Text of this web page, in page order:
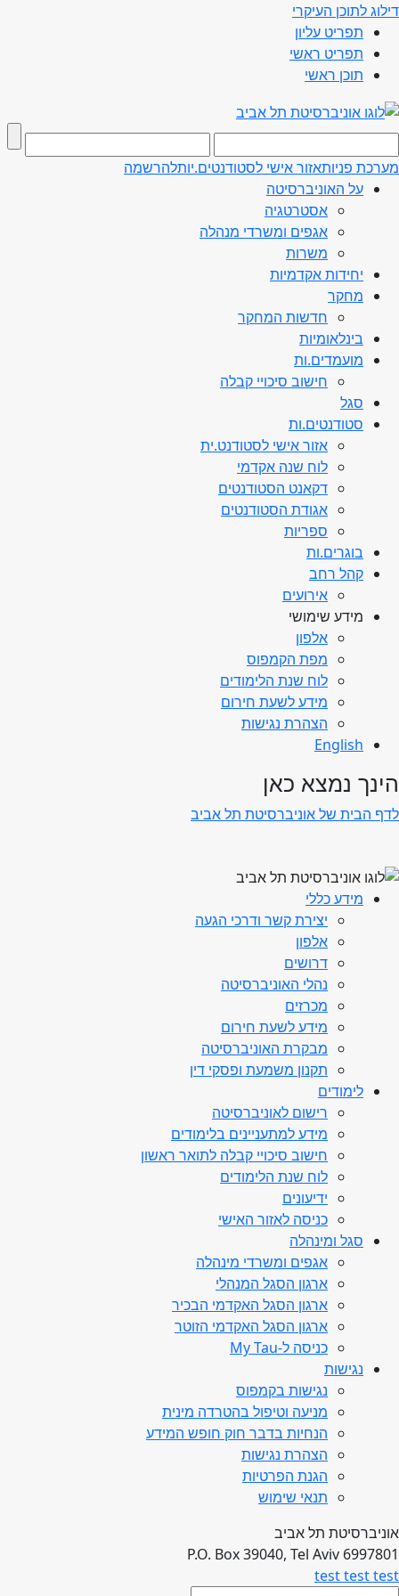
דילוג לתוכן העיקרי
תפריט עליון
תפריט ראשי
תוכן ראשי
מערכת פניותאזור אישי לסטודנטים.יותלהרשמה
על האוניברסיטה
אסטרטגיה
אגפים ומשרדי מנהלה
משרות
יחידות אקדמיות
מחקר
חדשות המחקר
בינלאומיות
מועמדים.ות
חישוב סיכויי קבלה
סגל
סטודנטים.ות
אזור אישי לסטודנט.ית
לוח שנה אקדמי
דקאנט הסטודנטים
אגודת הסטודנטים
ספריות
בוגרים.ות
קהל רחב
אירועים
מידע שימושי
אלפון
מפת הקמפוס
לוח שנת הלימודים
מידע לשעת חירום
הצהרת נגישות
English
הינך נמצא כאן
לדף הבית של אוניברסיטת תל אביב
מידע כללי
יצירת קשר ודרכי הגעה
אלפון
דרושים
נהלי האוניברסיטה
מכרזים
מידע לשעת חירום
מבקרת האוניברסיטה
תקנון משמעת ופסקי דין
לימודים
רישום לאוניברסיטה
מידע למתעניינים בלימודים
חישוב סיכויי קבלה לתואר ראשון
לוח שנת הלימודים
ידיעונים
כניסה לאזור האישי
סגל ומינהלה
אגפים ומשרדי מינהלה
ארגון הסגל המנהלי
ארגון הסגל האקדמי הבכיר
ארגון הסגל האקדמי הזוטר
כניסה ל-My Tau
נגישות
נגישות בקמפוס
מניעה וטיפול בהטרדה מינית
הנחיות בדבר חוק חופש המידע
הצהרת נגישות
הגנת הפרטיות
תנאי שימוש
אוניברסיטת תל אביב
P.O. Box 39040, Tel Aviv 6997801
test test test